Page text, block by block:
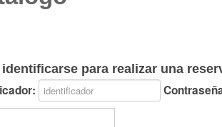
identificarse para realizar una